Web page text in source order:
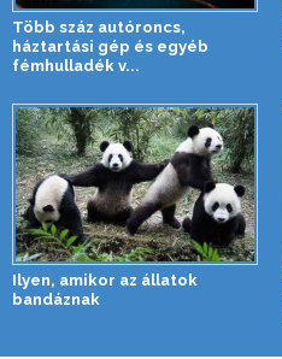
Több száz autóroncs,
háztartási gép és egyéb
fémhulladék v...
Ilyen, amikor az állatok
bandáznak